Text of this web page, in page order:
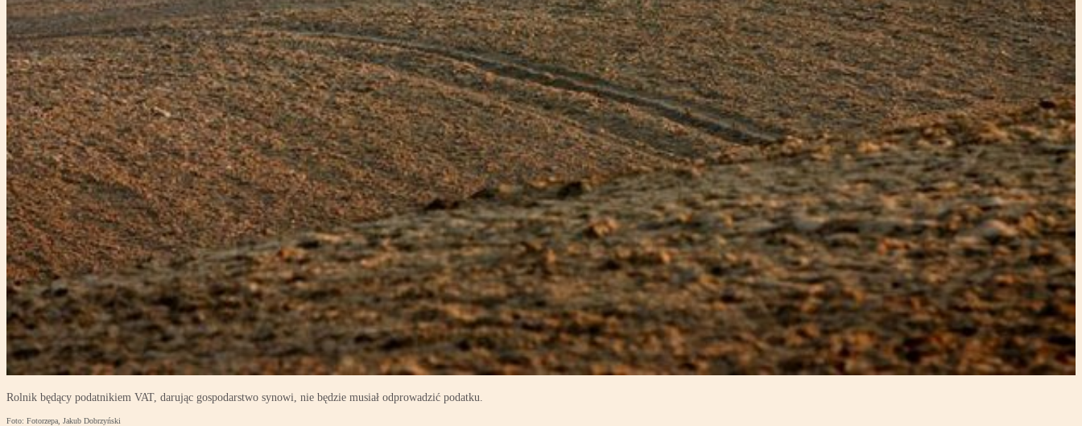
Rolnik będący podatnikiem VAT, darując gospodarstwo synowi, nie będzie musiał odprowadzić podatku.
Foto: Fotorzepa, Jakub Dobrzyński